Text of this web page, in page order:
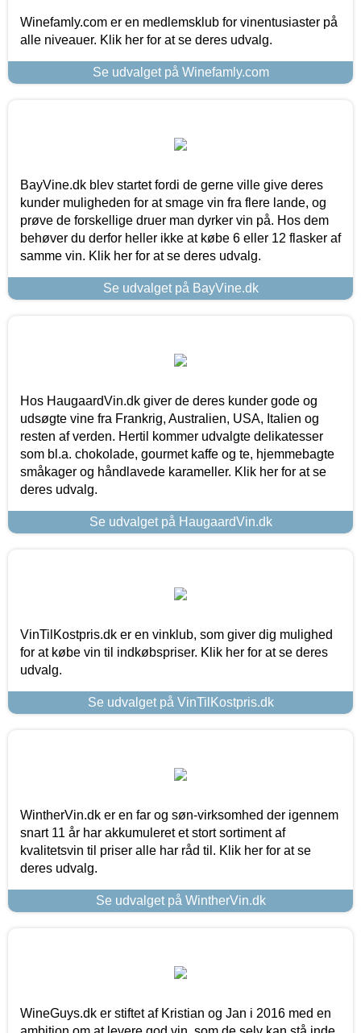
Winefamly.com er en medlemsklub for vinentusiaster på
alle niveauer. Klik her for at se deres udvalg.
Se udvalget på Winefamly.com
BayVine.dk blev startet fordi de gerne ville give deres
kunder muligheden for at smage vin fra flere lande, og
prøve de forskellige druer man dyrker vin på. Hos dem
behøver du derfor heller ikke at købe 6 eller 12 flasker af
samme vin. Klik her for at se deres udvalg.
Se udvalget på BayVine.dk
Hos HaugaardVin.dk giver de deres kunder gode og
udsøgte vine fra Frankrig, Australien, USA, Italien og
resten af verden. Hertil kommer udvalgte delikatesser
som bl.a. chokolade, gourmet kaffe og te, hjemmebagte
småkager og håndlavede karameller. Klik her for at se
deres udvalg.
Se udvalget på HaugaardVin.dk
VinTilKostpris.dk er en vinklub, som giver dig mulighed
for at købe vin til indkøbspriser. Klik her for at se deres
udvalg.
Se udvalget på VinTilKostpris.dk
WintherVin.dk er en far og søn-virksomhed der igennem
snart 11 år har akkumuleret et stort sortiment af
kvalitetsvin til priser alle har råd til. Klik her for at se
deres udvalg.
Se udvalget på WintherVin.dk
WineGuys.dk er stiftet af Kristian og Jan i 2016 med en